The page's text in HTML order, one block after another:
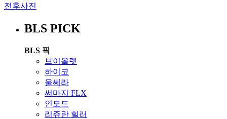
전후사진
BLS PICK
BLS 픽
브이올렛
하이코
울쎄라
써마지 FLX
인모드
리쥬란 힐러